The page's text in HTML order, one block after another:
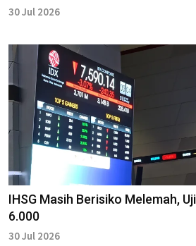
30 Jul 2026
IHSG Masih Berisiko Melemah, Uji Level Psikologis
6.000
30 Jul 2026